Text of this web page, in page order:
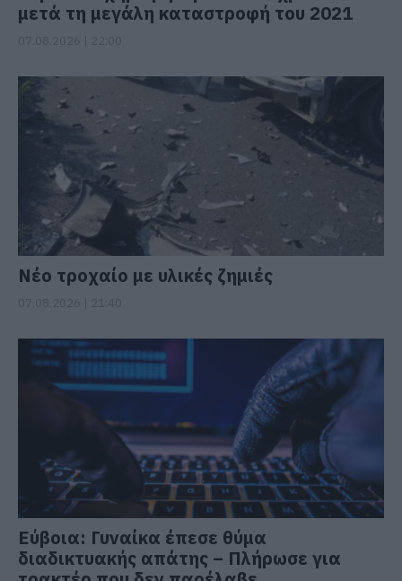
μετά τη μεγάλη καταστροφή του 2021
Νέο τροχαίο με υλικές ζημιές
Εύβοια: Γυναίκα έπεσε θύμα
διαδικτυακής απάτης – Πλήρωσε για